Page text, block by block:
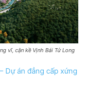
vĩ, cận kề Vịnh Bái Tử Long
Dự án đẳng cấp xứng